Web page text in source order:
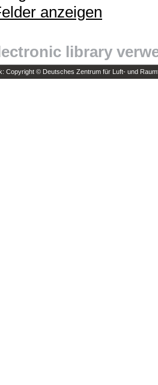
anzeigen
library
Copyright © Deutsches Zentrum für Luft- und